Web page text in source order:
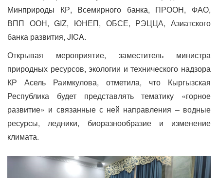
Минприроды КР, Всемирного банка, ПРООН, ФАО,
ВПП ООН, GIZ, ЮНЕП, ОБСЕ, РЭЦЦА, Азиатского
банка развития, JICA.
Открывая мероприятие, заместитель министра
природных ресурсов, экологии и технического надзора
КР Асель Раимкулова, отметила, что Кыргызская
Республика будет представлять тематику «горное
развитие» и связанные с ней направления – водные
ресурсы, ледники, биоразнообразие и изменение
климата.